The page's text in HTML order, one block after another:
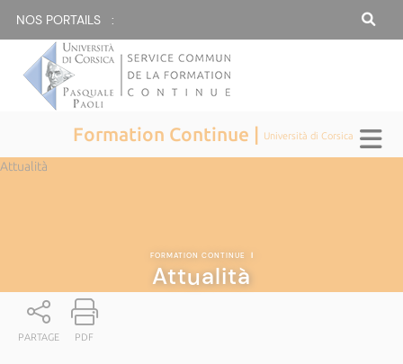
NOS PORTAILS :
Formation Continue | Università di Corsica
Attualità
FORMATION CONTINUE |
Attualità
PARTAGE PDF